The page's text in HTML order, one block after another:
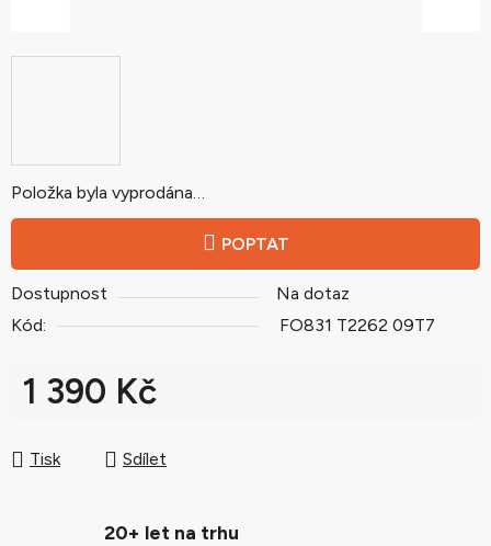
Položka byla vyprodána…
POPTAT
Dostupnost
Na dotaz
Kód:
FO831 T2262 09T7
1 390 Kč
Tisk
Sdílet
20+ let na trhu